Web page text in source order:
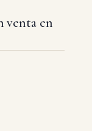
venta en